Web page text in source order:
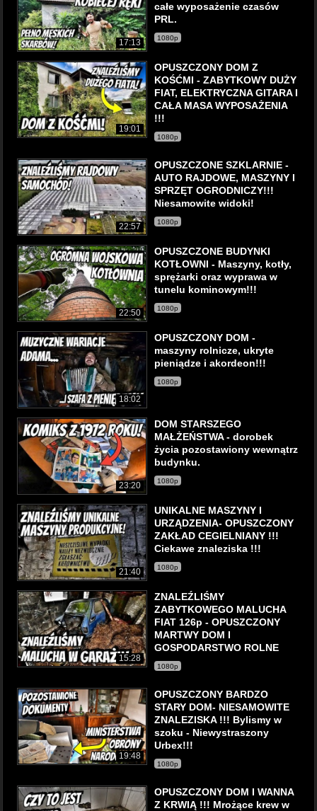
17:13
całe wyposażenie czasów
PRL.
1080p
19:01
OPUSZCZONY DOM Z
KOŚĆMI - ZABYTKOWY DUŻY
FIAT, ELEKTRYCZNA GITARA I
CAŁA MASA WYPOSAŻENIA
!!!
1080p
22:57
OPUSZCZONE SZKLARNIE -
AUTO RAJDOWE, MASZYNY I
SPRZĘT OGRODNICZY!!!
Niesamowite widoki!
1080p
22:50
OPUSZCZONE BUDYNKI
KOTŁOWNI - Maszyny, kotły,
sprężarki oraz wyprawa w
tunelu kominowym!!!
1080p
18:02
OPUSZCZONY DOM -
maszyny rolnicze, ukryte
pieniądze i akordeon!!!
1080p
23:20
DOM STARSZEGO
MAŁŻEŃSTWA - dorobek
życia pozostawiony wewnątrz
budynku.
1080p
21:40
UNIKALNE MASZYNY I
URZĄDZENIA- OPUSZCZONY
ZAKŁAD CEGIELNIANY !!!
Ciekawe znaleziska !!!
1080p
15:28
ZNALEŹLIŚMY
ZABYTKOWEGO MALUCHA
FIAT 126p - OPUSZCZONY
MARTWY DOM I
GOSPODARSTWO ROLNE
1080p
19:48
OPUSZCZONY BARDZO
STARY DOM- NIESAMOWITE
ZNALEZISKA !!! Bylismy w
szoku - Niewystraszony
Urbex!!!
1080p
OPUSZCZONY DOM I WANNA
Z KRWIĄ !!! Mrożące krew w